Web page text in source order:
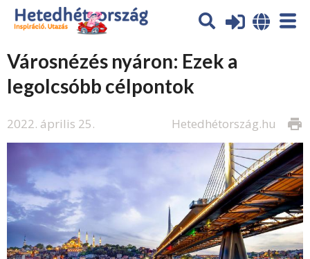
Városnézés nyáron: Ezek a
legolcsóbb célpontok
2022. április 25. print
Hetedhétország.hu